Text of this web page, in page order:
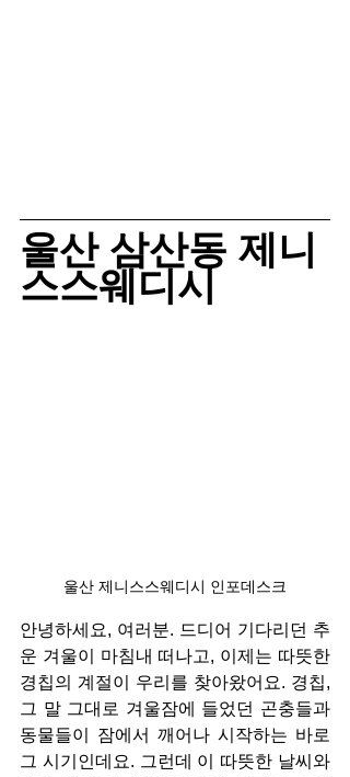
울산 삼산동 제니
스스웨디시
울산 제니스스웨디시 인포데스크
안녕하세요, 여러분. 드디어 기다리던 추
운 겨울이 마침내 떠나고, 이제는 따뜻한
경칩의 계절이 우리를 찾아왔어요. 경칩,
그 말 그대로 겨울잠에 들었던 곤충들과
동물들이 잠에서 깨어나 시작하는 바로
그 시기인데요. 그런데 이 따뜻한 날씨와